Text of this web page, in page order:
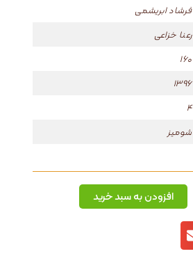
فرشاد ابریشمی
رعنا خزاعی
160
1396
4
شومیز
افزودن به سبد خرید